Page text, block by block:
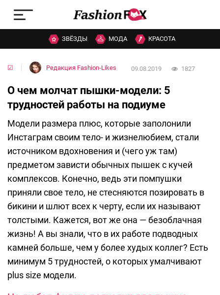
ЗВЁЗДЫ МОДА КРАСОТА
☑ Редакция Fashion-Likes 09.08.2019 1827
О чем молчат пышки-модели: 5
трудностей работы на подиуме
Модели размера плюс, которые заполонили
Инстаграм своим тело- и жизнелюбием, стали
источником вдохновения и (чего уж там)
предметом зависти обычных пышек с кучей
комплексов. Конечно, ведь эти помпушки
приняли свое тело, не стесняются позировать в
бикини и шлют всех к черту, если их называют
толстыми. Кажется, вот же она — безоблачная
жизнь! А вы знали, что в их работе подводных
камней больше, чем у более худых коллег? Есть
минимум 5 трудностей, о которых умалчивают
plus size модели.